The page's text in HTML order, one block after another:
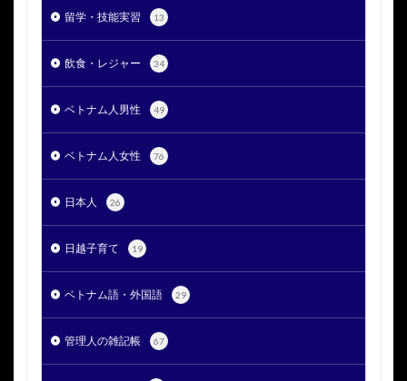
留学・技能実習 13
飲食・レジャー 34
ベトナム人男性 49
ベトナム人女性 76
日本人 26
日越子育て 19
ベトナム語・外国語 29
管理人の雑記帳 67